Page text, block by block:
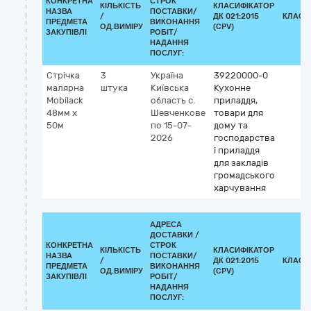
НАЗВА
ПРЕДМЕТА
ЗАКУПІВЛІ
КІЛЬКІСТЬ
/
ОД.ВИМІРУ
ПОСТАВКИ/
ВИКОНАННЯ
РОБІТ/
НАДАННЯ
ПОСЛУГ:
КЛАСИФІКАТОР
ДК 021:2015
(CPV)
Стрічка
малярна
Mobilack
48мм х
50м
3
штука
Україна
Київська
область с.
Шевченкове
по 15-07-
2026
39220000-0
Кухонне
приладдя,
товари для
дому та
господарства
і приладдя
для закладів
громадського
харчування
КОНКРЕТНА
НАЗВА
ПРЕДМЕТА
ЗАКУПІВЛІ
КІЛЬКІСТЬ
/
ОД.ВИМІРУ
АДРЕСА
ДОСТАВКИ /
СТРОК
ПОСТАВКИ/
ВИКОНАННЯ
РОБІТ/
НАДАННЯ
ПОСЛУГ:
КЛАСИФІКАТОР
ДК 021:2015
(CPV)